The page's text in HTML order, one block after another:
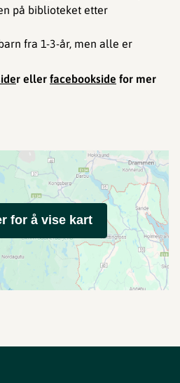
på biblioteket etter
fra 1-3-år, men alle er
r eller facebookside for mer
for å vise kart